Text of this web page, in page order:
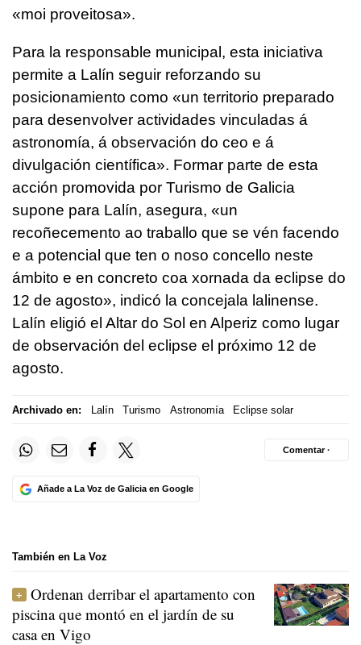
«moi proveitosa».
Para la responsable municipal, esta iniciativa
permite a Lalín seguir reforzando su
posicionamiento como «un territorio preparado
para desenvolver actividades vinculadas á
astronomía, á observación do ceo e á
divulgación científica». Formar parte de esta
acción promovida por Turismo de Galicia
supone para Lalín, asegura, «un
recoñecemento ao traballo que se vén facendo
e a potencial que ten o noso concello neste
ámbito e en concreto coa xornada da eclipse do
12 de agosto», indicó la concejala lalinense.
Lalín eligió el Altar do Sol en Alperiz como lugar
de observación del eclipse el próximo 12 de
agosto.
Archivado en: Lalín Turismo Astronomía Eclipse solar
Añade a La Voz de Galicia en Google
Comentar ·
También en La Voz
Ordenan derribar el apartamento con
piscina que montó en el jardín de su
casa en Vigo